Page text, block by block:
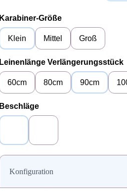
Karabiner-Größeauswählen
Klein Mittel Groß
Leinenlänge Verlängerungsstück
60cm 80cm 90cm
Beschlägeauswählen
Konfiguration